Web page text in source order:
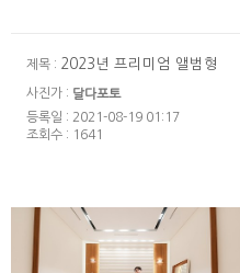
제목 : 2023년 프리미엄 앨범형
사진가 : 달다포토
등록일 : 2021-08-19 01:17
조회수 : 1641